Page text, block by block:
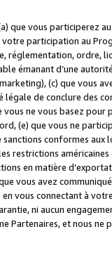
que vous participerez
participation au
réglementation, ordre,
émanant d’une
(c) que vous
légale de conclure des
ne vous basez
(e) que vous ne
conformes
restrictions
en matière
vous avez
vous connectant à
ni aucun
Partenaires, et nous